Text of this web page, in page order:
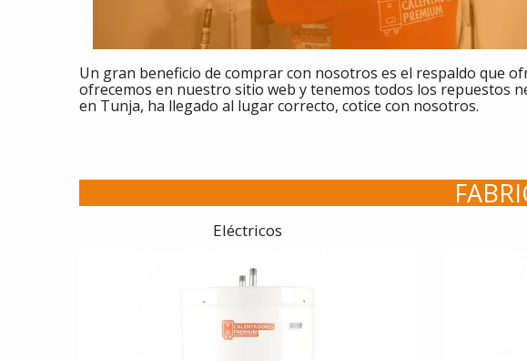
Un gran beneficio de comprarcon nosotros es el respaldo que
ofrecemos en nuestro sitio web y tenemos todos los repuestos
en Tunja, ha llegado al lugar correcto, cotice con nosotros.
Eléctricos